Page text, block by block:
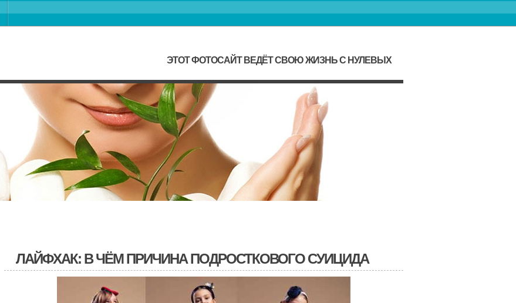
ЭТОТ ФОТОСАЙТ ВЕДЁТ СВОЮ ЖИЗНЬ С НУЛЕВЫХ
ЛАЙФХАК: В ЧЁМ ПРИЧИНА ПОДРОСТКОВОГО СУИЦИДА